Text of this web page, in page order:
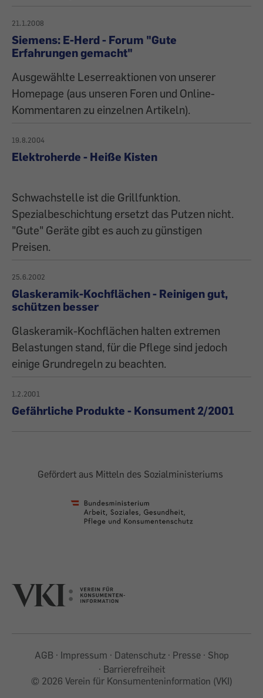
21.1.2008
Siemens: E-Herd - Forum "Gute
Erfahrungen gemacht"
Ausgewählte Leserreaktionen von unserer
Homepage (aus unseren Foren und Online-
Kommentaren zu einzelnen Artikeln).
19.8.2004
Elektroherde - Heiße Kisten
Schwachstelle ist die Grillfunktion.
Spezialbeschichtung ersetzt das Putzen nicht.
"Gute" Geräte gibt es auch zu günstigen
Preisen.
25.6.2002
Glaskeramik-Kochflächen - Reinigen gut,
schützen besser
Glaskeramik-Kochflächen halten extremen
Belastungen stand, für die Pflege sind jedoch
einige Grundregeln zu beachten.
1.2.2001
Gefährliche Produkte - Konsument 2/2001
Gefördert aus Mitteln des Sozialministeriums
AGB Impressum Datenschutz Presse
Shop
Barrierefreiheit
© 2026 Verein für Konsumenteninformation (VKI)